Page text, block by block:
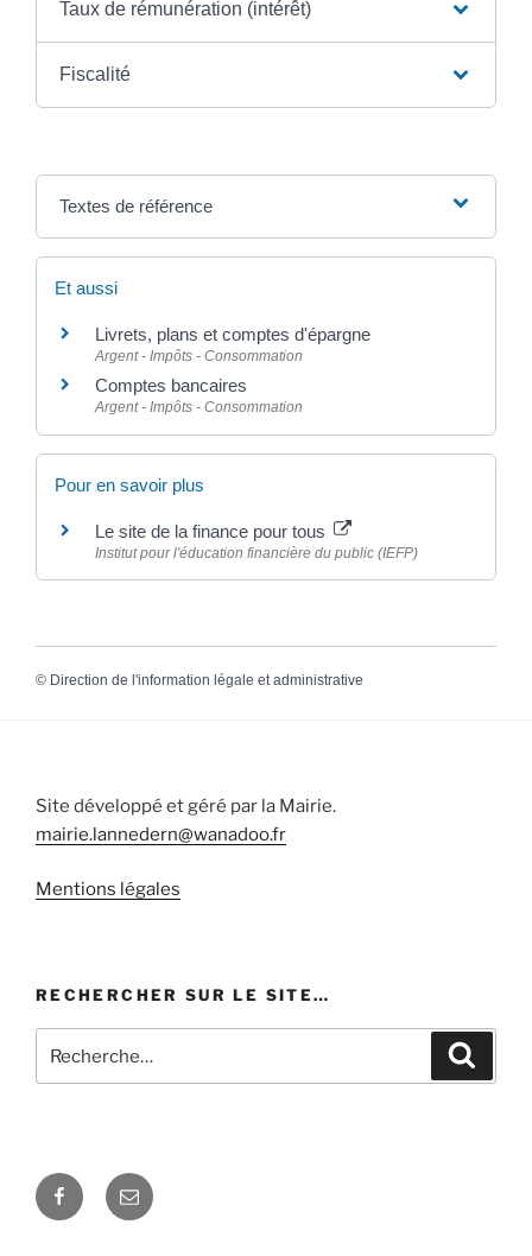
Taux de rémunération (intérêt)
Fiscalité
Textes de référence
Et aussi
Livrets, plans et comptes d'épargne
Argent - Impôts - Consommation
Comptes bancaires
Argent - Impôts - Consommation
Pour en savoir plus
Le site de la finance pour tous
Institut pour l'éducation financière du public (IEFP)
© Direction de l'information légale et administrative
Site développé et géré par la Mairie.
mairie.lannedern@wanadoo.fr
Mentions légales
RECHERCHER SUR LE SITE…
pour
Facebook
E-
mail